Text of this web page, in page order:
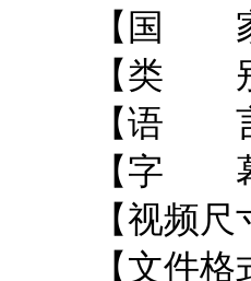
【国
【类
【语
【字 幕
【视频
【文件